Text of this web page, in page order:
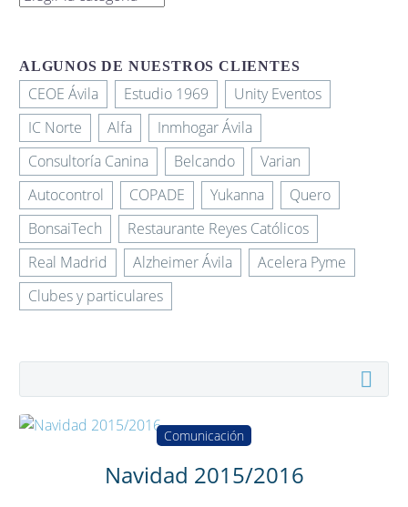
ALGUNOS DE NUESTROS CLIENTES
CEOE Ávila Estudio 1969
Unity Eventos
IC Norte
Alfa
Inmhogar Ávila
Consultoría Canina
Belcando
Varian
Autocontrol
COPADE Yukanna
Quero
BonsaiTech
Restaurante Reyes Católicos
Real Madrid
Alzheimer Ávila
Acelera Pyme
Clubes y particulares
Comunicación
Navidad 2015/2016